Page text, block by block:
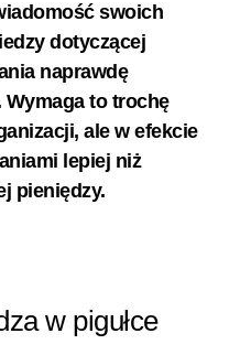
swoich
dotyczącej
naprawdę
Wymaga to trochę
ale w efekcie
lepiej niż
pieniędzy.
w pigułce